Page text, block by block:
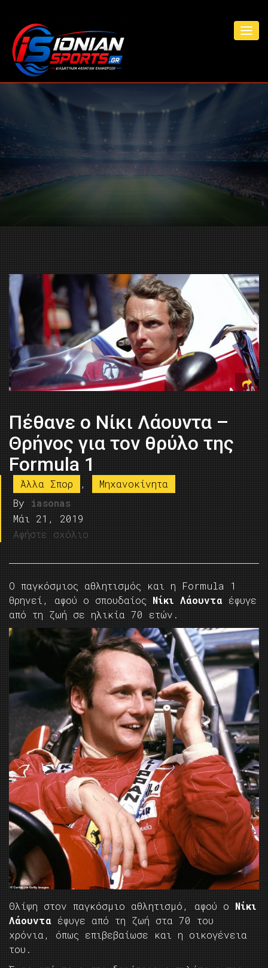
Πέθανε ο Νίκι Λάουντα –
Θρήνος για τον θρύλο της
Formula 1
Άλλα Σπορ ,
Μηχανοκίνητα
By iasonas
Μάι 21, 2019
Αφήστε σχόλιο
Ο παγκόσμιος αθλητισμός και η Formula 1
θρηνεί, αφού ο σπουδαίος Νίκι Λάουντα έφυγε
από τη ζωή σε ηλικία 70 ετών.
Θλίψη στον παγκόσμιο αθλητισμό, αφού ο Νίκι
Λάουντα έφυγε από τη ζωή στα 70 του
χρόνια, όπως επιβεβαίωσε και η οικογένεια
του.